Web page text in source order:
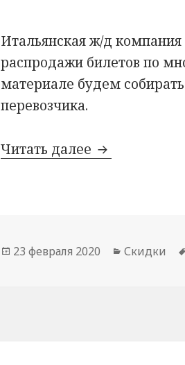
Итальянская ж/д
распродажи билетов по
материале будем
перевозчика.
Читать далее Распродажи
Опубликовано
23 февраля 2020 Рубрики
Скидки